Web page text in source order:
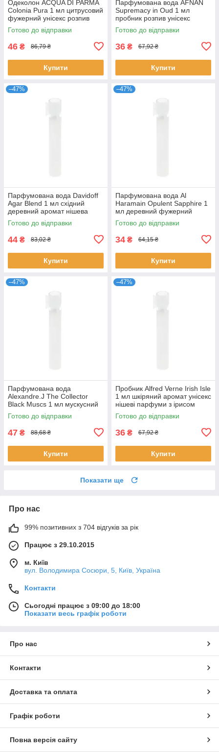
Одеколон ACQUA DI PARMA
Colonia Pura 1 мл цитрусовий
фужерний унісекс розпив
парфуми Акква ді Парма
Готово до відправки
46 ₴ 86,79 ₴
Купити
Парфумована вода AFNAN
Supremacy in Oud 1 мл
пробник розпив унісекс
нішевий східний аромат
Афнан
Готово до відправки
36 ₴ 67,92 ₴
Купити
–47%
Парфумована вода Davidoff
Agar Blend 1 мл східний
деревний аромат нішева
унісекс пробник розпив
Давідофф
Готово до відправки
44 ₴ 83,02 ₴
Купити
–47%
Парфумована вода Al
Haramain Opulent Sapphire 1
мл деревний фужерний
унісекс розпив нішеві Аль
Харамейн
Готово до відправки
34 ₴ 64,15 ₴
Купити
–47%
Парфумована вода
Alexandre.J The Collector
Black Muscs 1 мл мускусний
деревний унісекс нішевий
аромат
Готово до відправки
47 ₴ 88,68 ₴
Купити
–47%
Пробник Alfred Verne Irish Isle
1 мл шкіряний аромат унісекс
нішеві парфуми з ірисом
Альфред Верн розпив
Готово до відправки
36 ₴ 67,92 ₴
Купити
Показати ще
Про нас
99% позитивних з 704 відгуків за рік
Працює з 29.10.2015
м. Київ
вул. Володимира Сосюри, 5, Київ, Україна
Контакти
Сьогодні працює з 09:00 до 18:00
Показати весь графік роботи
Про нас
Контакти
Доставка та оплата
Графік роботи
Повна версія сайту